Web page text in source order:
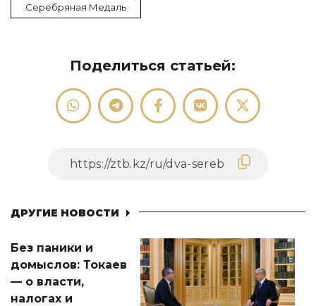
Серебряная Медаль
Поделиться статьей:
ДРУГИЕ НОВОСТИ
Без паники и
домыслов: Токаев
— о власти,
налогах и